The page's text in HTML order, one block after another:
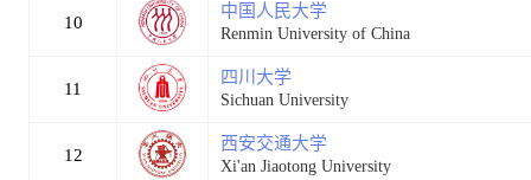
10
中国人民大学
Renmin University of China
11
四川大学
Sichuan University
12
西安交通大学
Xi'an Jiaotong University